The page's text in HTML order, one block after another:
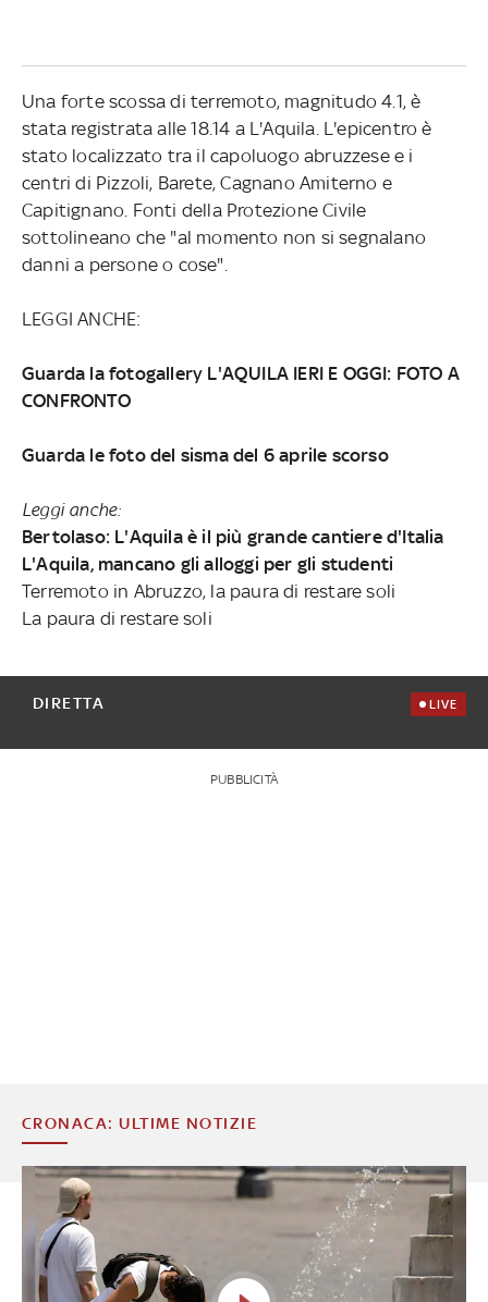
Una forte scossa di terremoto, magnitudo 4.1, è
stata registrata alle 18.14 a L'Aquila. L'epicentro è
stato localizzato tra il capoluogo abruzzese e i
centri di Pizzoli, Barete, Cagnano Amiterno e
Capitignano. Fonti della Protezione Civile
sottolineano che "al momento non si segnalano
danni a persone o cose".
LEGGI ANCHE:
Guarda la fotogallery L'AQUILA IERI E OGGI: FOTO A
CONFRONTO
Guarda le foto del sisma del 6 aprile scorso
Leggi anche:
Bertolaso: L'Aquila è il più grande cantiere d'Italia
L'Aquila, mancano gli alloggi per gli studenti
Terremoto in Abruzzo, la paura di restare soli
La paura di restare soli
DIRETTA LIVE
PUBBLICITÀ
CRONACA: ULTIME NOTIZIE